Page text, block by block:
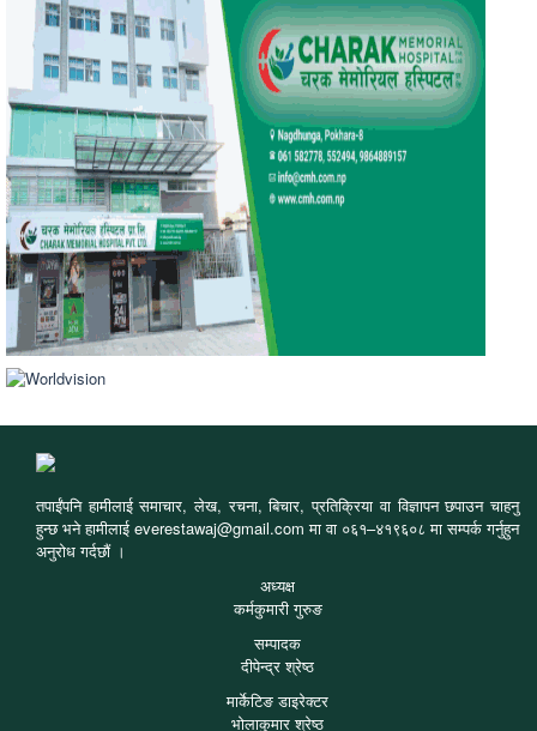
तपाईंपनि हामीलाई समाचार, लेख, रचना, बिचार, प्रतिक्रिया वा विज्ञापन छपाउन चाहनु
हुन्छ भने हामीलाई everestawaj@gmail.com मा वा ०६१–४१९६०८ मा सम्पर्क गर्नुहुन
अनुरोध गर्दछौं ।
अध्यक्ष
कर्मकुमारी गुरुङ
सम्पादक
दीपेन्द्र श्रेष्ठ
मार्केटिङ डाइरेक्टर
भोलाकुमार श्रेष्ठ